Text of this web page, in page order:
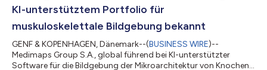
KI-unterstütztem Portfolio für
muskuloskelettale Bildgebung bekannt
GENF & KOPENHAGEN, Dänemark--(BUSINESS WIRE)--
Medimaps Group S.A., global führend bei KI-unterstützter
Software für die Bildgebung der Mikroarchitektur von Knochen,